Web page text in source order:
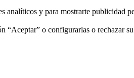
analíticos y para mostrarte publicidad
“Aceptar” o configurarlas o rechazar